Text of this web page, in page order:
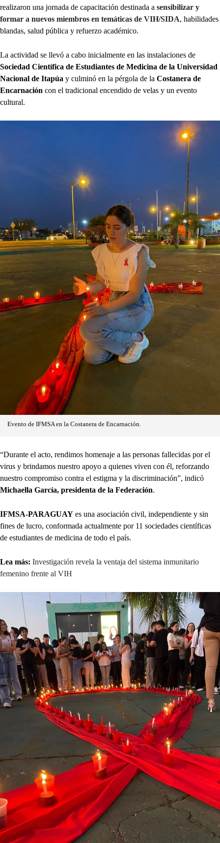
realizaron una jornada de capacitación destinada a sensibilizar y
formar a nuevos miembros en temáticas de VIH/SIDA, habilidades
blandas, salud pública y refuerzo académico.
La actividad se llevó a cabo inicialmente en las instalaciones de
Sociedad Científica de Estudiantes de Medicina de la Universidad
Nacional de Itapúa y culminó en la pérgola de la Costanera de
Encarnación con el tradicional encendido de velas y un evento
cultural.
Evento de IFMSA en la Costanera de Encarnación.
“Durante el acto, rendimos homenaje a las personas fallecidas por el
virus y brindamos nuestro apoyo a quienes viven con él, reforzando
nuestro compromiso contra el estigma y la discriminación”, indicó
Michaella García, presidenta de la Federación.
IFMSA-PARAGUAY es una asociación civil, independiente y sin
fines de lucro, conformada actualmente por 11 sociedades científicas
de estudiantes de medicina de todo el país.
Lea más: Investigación revela la ventaja del sistema inmunitario
femenino frente al VIH